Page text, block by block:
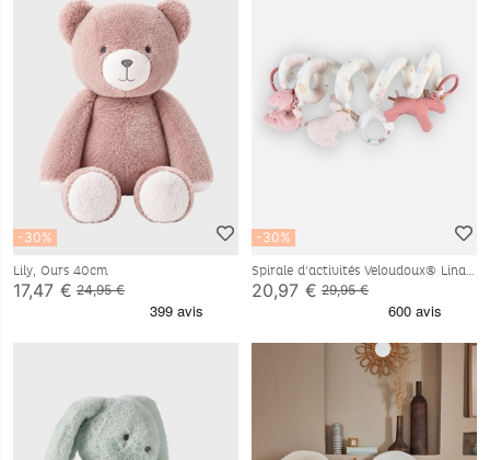
-30%
Lily, Ours 40cm
17,47 € 24,95 €
-30%
Spirale d'activités Veloudoux® Lina
& Joy
20,97 € 29,95 €